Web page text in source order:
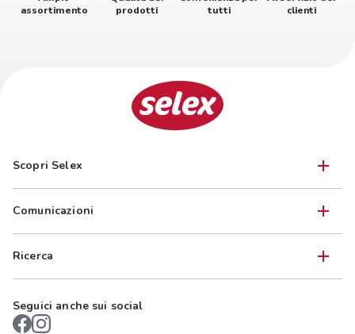
assortimento
prodotti
tutti
clienti
Scopri Selex
Comunicazioni
Ricerca
Seguici anche sui social